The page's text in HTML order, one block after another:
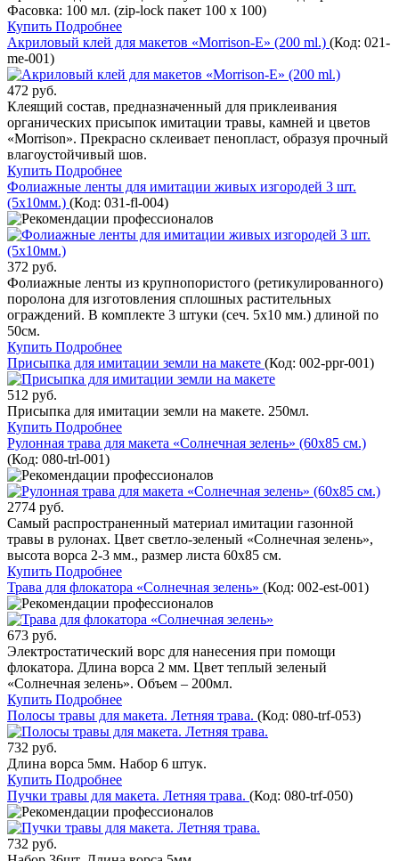
Фасовка: 100 мл. (zip-lock пакет 100 х 100)
Купить Подробнее
Акриловый клей для макетов «Morrison-E» (200 ml.) (Код: 021-
me-001)
472 руб.
Клеящий состав, предназначенный для приклеивания
органических присыпок имитации травы, камней и цветов
«Morrison». Прекрасно склеивает пенопласт, образуя прочный
влагоустойчивый шов.
Купить Подробнее
Фолиажные ленты для имитации живых изгородей 3 шт.
(5х10мм.) (Код: 031-fl-004)
372 руб.
Фолиажные ленты из крупнопористого (ретикулированного)
поролона для изготовления сплошных растительных
ограждений. В комплекте 3 штуки (сеч. 5x10 мм.) длиной по
50см.
Купить Подробнее
Присыпка для имитации земли на макете (Код: 002-ppr-001)
512 руб.
Присыпка для имитации земли на макете. 250мл.
Купить Подробнее
Рулонная трава для макета «Солнечная зелень» (60х85 см.)
(Код: 080-trl-001)
2774 руб.
Cамый распространенный материал имитации газонной
травы в рулонах. Цвет светло-зеленый «Солнечная зелень»,
высота ворса 2-3 мм., размер листа 60х85 см.
Купить Подробнее
Трава для флокатора «Солнечная зелень» (Код: 002-est-001)
673 руб.
Электростатический ворс для нанесения при помощи
флокатора. Длина ворса 2 мм. Цвет теплый зеленый
«Солнечная зелень». Объем – 200мл.
Купить Подробнее
Полосы травы для макета. Летняя трава. (Код: 080-trf-053)
732 руб.
Длина ворса 5мм. Набор 6 штук.
Купить Подробнее
Пучки травы для макета. Летняя трава. (Код: 080-trf-050)
732 руб.